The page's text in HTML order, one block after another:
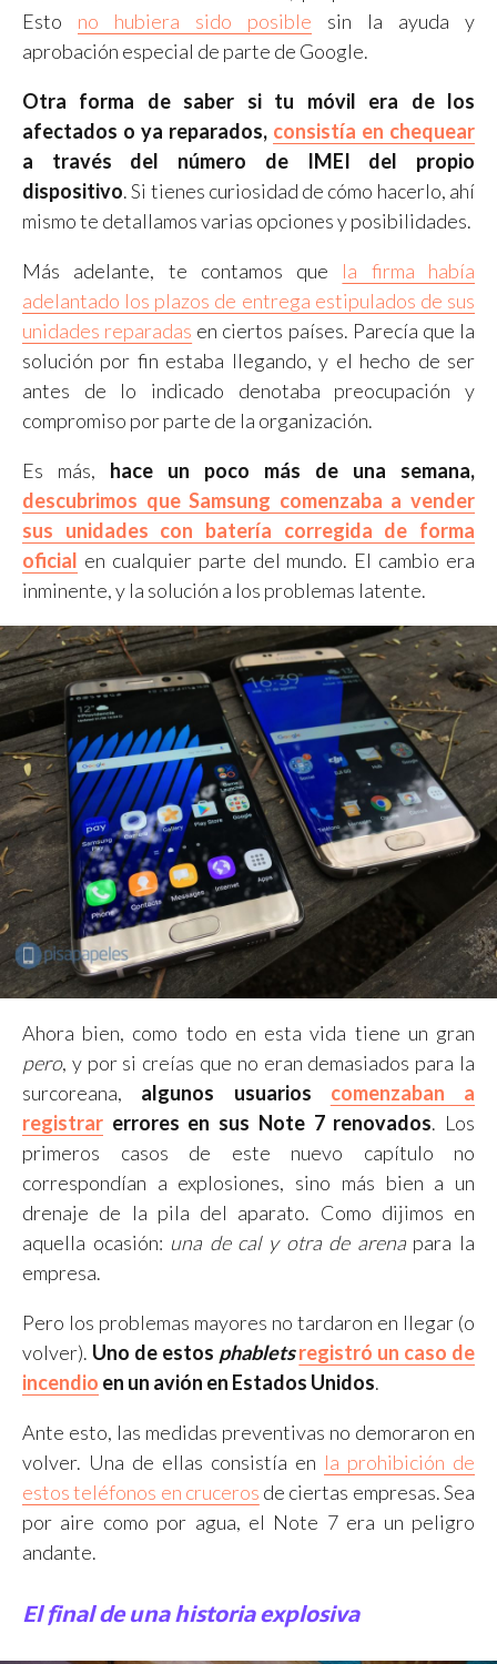
Esto no hubiera sido posible sin la ayuda y
aprobación especial de parte de Google.
Otra forma de saber si tu móvil era de los
afectados o ya reparados, consistía en chequear
a través del número de IMEI del propio
dispositivo. Si tienes curiosidad de cómo hacerlo, ahí
mismo te detallamos varias opciones y posibilidades.
Más adelante, te contamos que la firma había
adelantado los plazos de entrega estipulados de sus
unidades reparadas en ciertos países. Parecía que la
solución por fin estaba llegando, y el hecho de ser
antes de lo indicado denotaba preocupación y
compromiso por parte de la organización.
Es más, hace un poco más de una semana,
descubrimos que Samsung comenzaba a vender
sus unidades con batería corregida de forma
oficial en cualquier parte del mundo. El cambio era
inminente, y la solución a los problemas latente.
Ahora bien, como todo en esta vida tiene un gran
pero, y por si creías que no eran demasiados para la
surcoreana, algunos usuarios comenzaban a
registrar errores en sus Note 7 renovados. Los
primeros casos de este nuevo capítulo no
correspondían a explosiones, sino más bien a un
drenaje de la pila del aparato. Como dijimos en
aquella ocasión: una de cal y otra de arenapara la
empresa.
Pero los problemas mayores no tardaron en llegar (o
volver). Uno de estos phablets registró un caso de
incendio en un avión en Estados Unidos.
Ante esto, las medidas preventivas no demoraron en
volver. Una de ellas consistía en la prohibición de
estos teléfonos en cruceros de ciertas empresas. Sea
por aire como por agua, el Note 7 era un peligro
andante.
El final de una historia explosiva